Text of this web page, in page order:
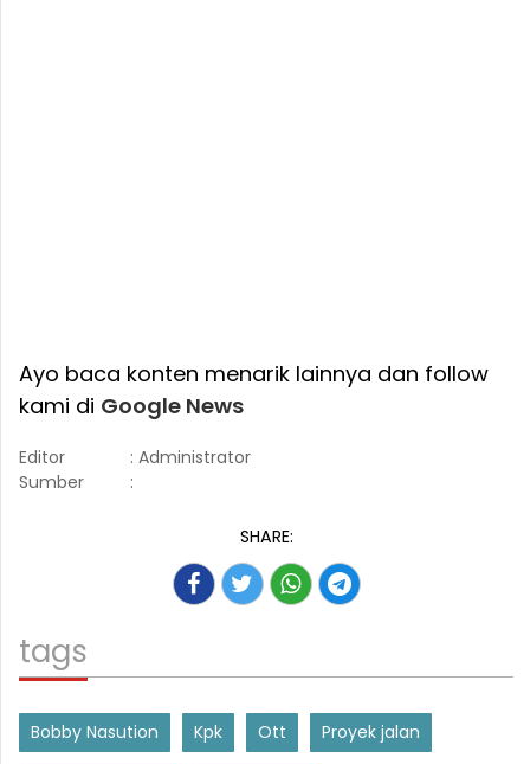
Ayo baca konten menarik lainnya dan follow
kami di Google News
Editor
: Administrator
Sumber
:
SHARE:
tags
Bobby Nasution Kpk Ott Proyek jalan